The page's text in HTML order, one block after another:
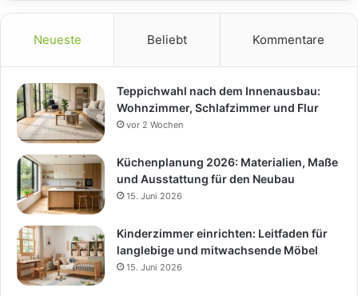
Neueste Beliebt Kommentare
Teppichwahl nach dem Innenausbau:
Wohnzimmer, Schlafzimmer und Flur
vor 2 Wochen
Küchenplanung 2026: Materialien, Maße
und Ausstattung für den Neubau
15. Juni 2026
Kinderzimmer einrichten: Leitfaden für
langlebige und mitwachsende Möbel
15. Juni 2026